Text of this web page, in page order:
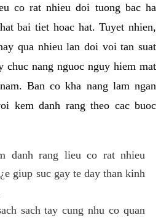
co rat nhieu doi tuong bac ha
bai tiet hoac hat. Tuyet nhien,
qua nhieu lan doi voi tan suat
chuc nang nguoc nguy hiem mat
Ban co kha nang lam ngan
kem danh rang theo cac buoc
danh rang lieu co rat nhieu
giup suc gay te day than kinh
sach tay cung nhu co quan